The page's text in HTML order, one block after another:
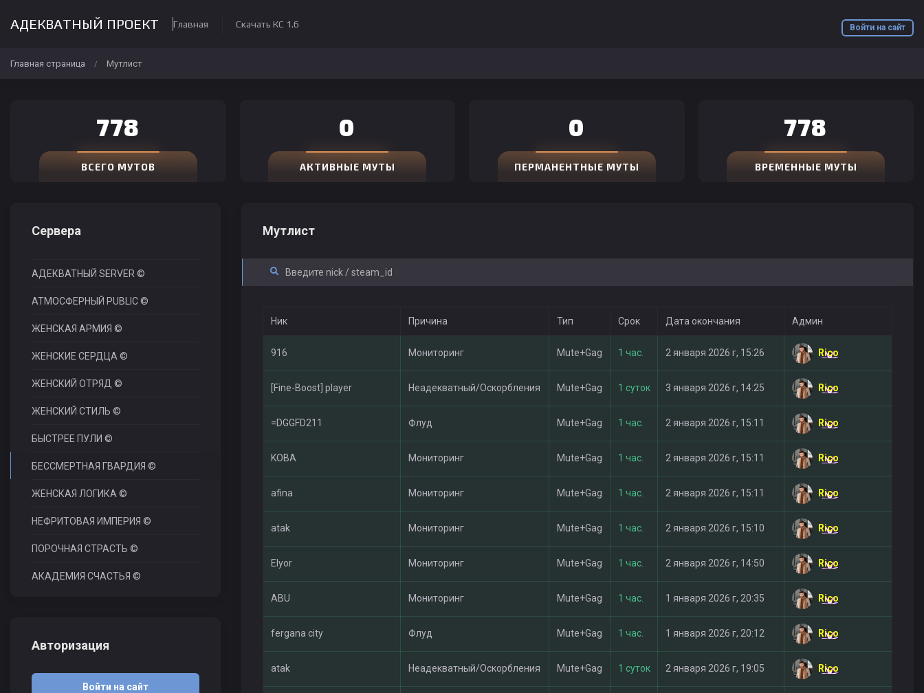
Войти на сайт
АДЕКВАТНЫЙ ПРОЕКТ Главная Скачать КС 1.6
Главная страница / Мутлист
778
ВСЕГО МУТОВ
0
АКТИВНЫЕ МУТЫ
0
ПЕРМАНЕНТНЫЕ МУТЫ
778
ВРЕМЕННЫЕ МУТЫ
Мутлист
Ник Причина Тип Срок Дата окончания Админ
916 Мониторинг Mute+Gag 1 час. 2 января 2026 г, 15:26 Rico
[Fine-Boost] player Неадекватный/Оскорбления Mute+Gag 1 суток 3 января 2026 г, 14:25 Rico
=DGGFD211 Флуд Mute+Gag 1 час. 2 января 2026 г, 15:11 Rico
KOBA Мониторинг Mute+Gag 1 час. 2 января 2026 г, 15:11 Rico
afina Мониторинг Mute+Gag 1 час. 2 января 2026 г, 15:11 Rico
atak Мониторинг Mute+Gag 1 час. 2 января 2026 г, 15:10 Rico
Elyor Мониторинг Mute+Gag 1 час. 2 января 2026 г, 14:50 Rico
ABU Мониторинг Mute+Gag 1 час. 1 января 2026 г, 20:35 Rico
fergana city Флуд Mute+Gag 1 час. 1 января 2026 г, 20:12 Rico
atak Неадекватный/Оскорбления Mute+Gag 1 суток 2 января 2026 г, 19:05 Rico
Сервера
АДЕКВАТНЫЙ SERVER ©
АТМОСФЕРНЫЙ PUBLIC ©
ЖЕНСКАЯ АРМИЯ ©
ЖЕНСКИЕ СЕРДЦА ©
ЖЕНСКИЙ ОТРЯД ©
ЖЕНСКИЙ СТИЛЬ ©
БЫСТРЕЕ ПУЛИ ©
БЕССМЕРТНАЯ ГВАРДИЯ ©
ЖЕНСКАЯ ЛОГИКА ©
НЕФРИТОВАЯ ИМПЕРИЯ ©
ПОРОЧНАЯ СТРАСТЬ ©
АКАДЕМИЯ СЧАСТЬЯ ©
Авторизация
Войти на сайт